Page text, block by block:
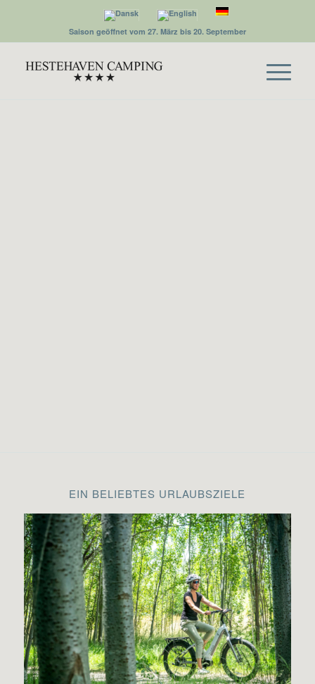
Saison geöffnet vom 27. März bis 20. September
EIN BELIEBTES URLAUBSZIELE